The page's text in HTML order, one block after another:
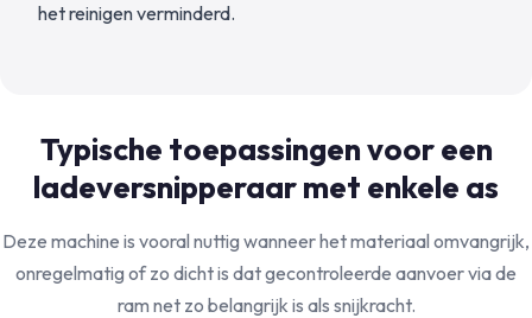
het reinigen verminderd.
Typische toepassingen voor een
ladeversnipperaar met enkele as
Deze machine is vooral nuttig wanneer het materiaal omvangrijk,
onregelmatig of zo dicht is dat gecontroleerde aanvoer via de
ram net zo belangrijk is als snijkracht.